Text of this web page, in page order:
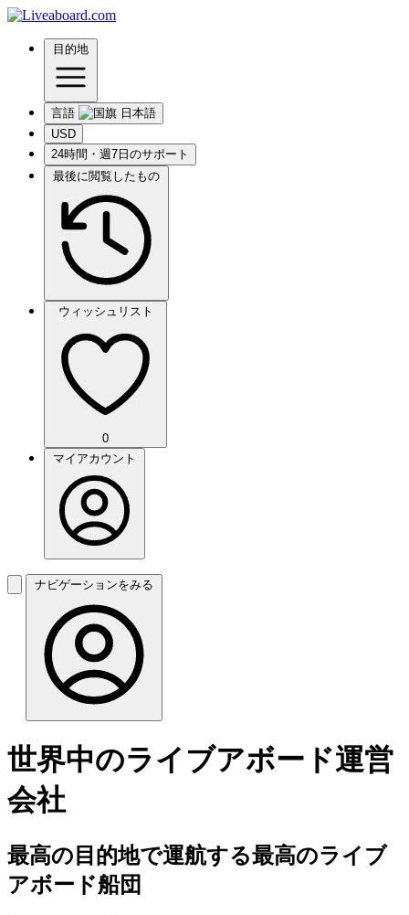
目的地
言語
USD
24時間・週7日のサポート
最後に閲覧したもの
ウィッシュリスト
0
マイアカウント
ナビゲーションをみる
世界中のライブアボード運営
会社
最高の目的地で運航する最高のライブ
アボード船団